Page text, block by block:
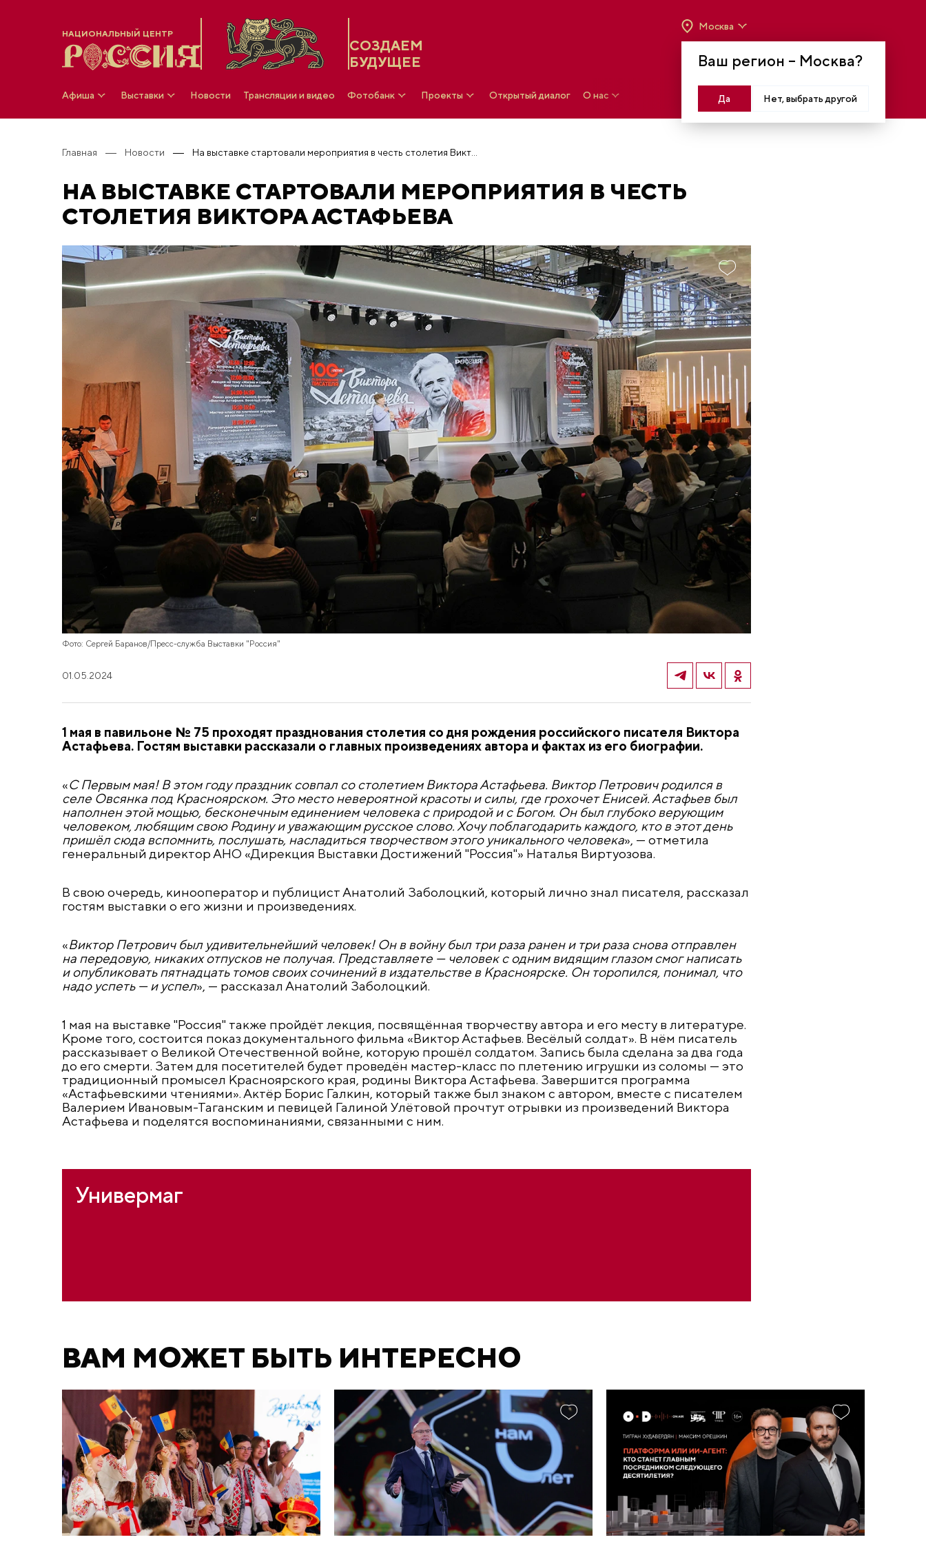
НАЦИОНАЛЬНЫЙ ЦЕНТР
СОЗДАЕМ
БУДУЩЕЕ
Ваш регион – Москва?
Да Нет, выбрать другой
Москва
МОСКВА, КРАСНОПРЕСНЕНСКАЯ НАБ., 14
Афиша Выставки Новости Трансляции и видео Фотобанк Проекты Открытый диалог О нас Войти
Главная Новости На выставке стартовали мероприятия в честь столетия Виктора Астафьева
НА ВЫСТАВКЕ СТАРТОВАЛИ МЕРОПРИЯТИЯ В ЧЕСТЬ
СТОЛЕТИЯ ВИКТОРА АСТАФЬЕВА
Фото: Сергей Баранов/Пресс-служба Выставки "Россия"
01.05.2024
1 мая в павильоне № 75 проходят празднования столетия со дня рождения российского писателя Виктора
Астафьева. Гостям выставки рассказали о главных произведениях автора и фактах из его биографии.
«С Первым мая! В этом году праздник совпал со столетием Виктора Астафьева. Виктор Петрович родился в
селе Овсянка под Красноярском. Это место невероятной красоты и силы, где грохочет Енисей. Астафьев был
наполнен этой мощью, бесконечным единением человека с природой и с Богом. Он был глубоко верующим
человеком, любящим свою Родину и уважающим русское слово. Хочу поблагодарить каждого, кто в этот день
пришёл сюда вспомнить, послушать, насладиться творчеством этого уникального человека», — отметила
генеральный директор АНО «Дирекция Выставки Достижений "Россия"» Наталья Виртуозова.
В свою очередь, кинооператор и публицист Анатолий Заболоцкий, который лично знал писателя, рассказал
гостям выставки о его жизни и произведениях.
«Виктор Петрович был удивительнейший человек! Он в войну был три раза ранен и три раза снова отправлен
на передовую, никаких отпусков не получая. Представляете — человек с одним видящим глазом смог написать
и опубликовать пятнадцать томов своих сочинений в издательстве в Красноярске. Он торопился, понимал, что
надо успеть — и успел», — рассказал Анатолий Заболоцкий.
1 мая на выставке "Россия" также пройдёт лекция, посвящённая творчеству автора и его месту в литературе.
Кроме того, состоится показ документального фильма «Виктор Астафьев. Весёлый солдат». В нём писатель
рассказывает о Великой Отечественной войне, которую прошёл солдатом. Запись была сделана за два года
до его смерти. Затем для посетителей будет проведён мастер-класс по плетению игрушки из соломы — это
традиционный промысел Красноярского края, родины Виктора Астафьева. Завершится программа
«Астафьевскими чтениями». Актёр Борис Галкин, который также был знаком с автором, вместе с писателем
Валерием Ивановым-Таганским и певицей Галиной Улётовой прочтут отрывки из произведений Виктора
Астафьева и поделятся воспоминаниями, связанными с ним.
Универмаг
ВАМ МОЖЕТ БЫТЬ ИНТЕРЕСНО